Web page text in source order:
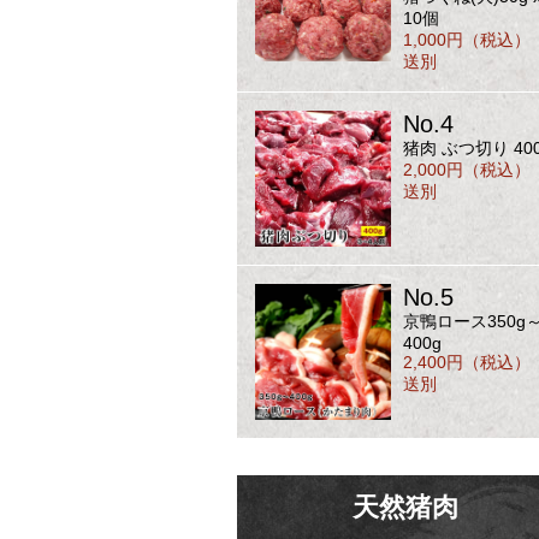
10個
1,000円（税込）
送別
No.4
猪肉 ぶつ切り
2,000円（税込）
送別
No.5
京鴨ロース350g
400g
2,400円（税込）
送別
天然猪肉